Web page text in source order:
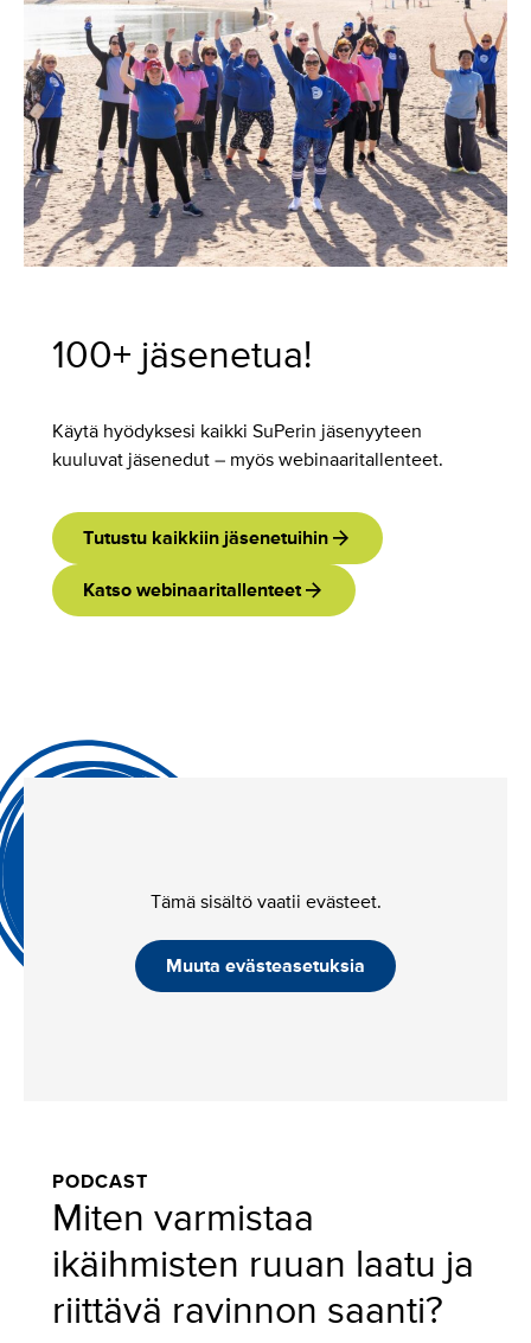
100+ jäsenetua!
Käytä hyödyksesi kaikki SuPerin jäsenyyteen
kuuluvat jäsenedut – myös webinaaritallenteet.
Tutustu kaikkiin jäsenetuihin
Katso webinaaritallenteet
Tämä sisältö vaatii evästeet.
Muuta evästeasetuksia
PODCAST
Miten varmistaa
ikäihmisten ruuan laatu ja
riittävä ravinnon saanti?